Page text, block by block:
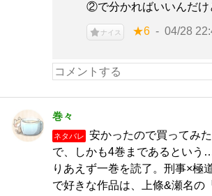
②で分かればいいんだけ
ナイス ★6 04/28
巻々
ネタバレ
安かったので買ってみ
で、しかも4巻まであるとい
りあえず一巻を読了。刑事×極
で好きな作品は、上條&瀬名の